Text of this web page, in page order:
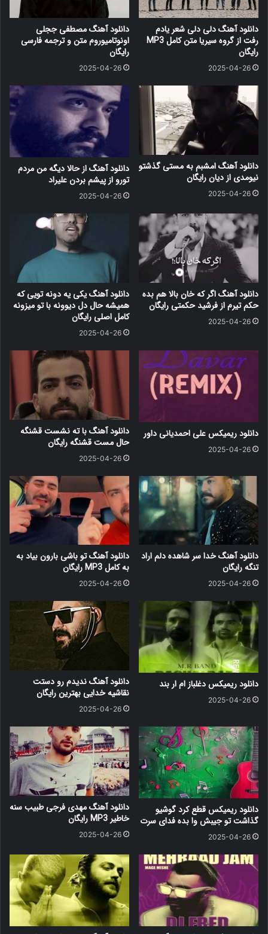
دانلود آهنگ دلی دلی شعر یادم
رفت از گروه سیریا متن کامل MP3
رایگان
2025-04-26
دانلود آهنگ مصطفی ججلی
اونوتامیوروم متن و ترجمه فارسی
رایگان
2025-04-26
دانلود آهنگ امشبم به مستی گذشتو
نیومدی از دیان رایگان
2025-04-26
دانلود آهنگ از حالا دیگه من مردم
تورو از پیشم بردن علیراد
2025-04-26
دانلود آهنگ اگر که خان بالا هم بده
حکم تیرم از فرشید حکمتی رایگان
2025-04-26
دانلود آهنگ یکی یه دونه تویی که
همیشه حال دل دیوونه با تو میزونه
کامل اصلی رایگان
2025-04-26
دانلود ریمیکس علی احمدیانی داور
2025-04-26
دانلود آهنگ با ته نشست قشنگه
حال مست قشنگه رایگان
2025-04-26
دانلود آهنگ خدا سر شاهده دلم اراد
تنگه رایگان
2025-04-26
دانلود آهنگ ﺗﻮ ﺑﺎﺷﻰ ﺑﺎرون ﺑﻴﺎد ﺑﻪ
ﺑﻪ کامل MP3 رایگان
2025-04-26
دانلود ریمیکس دغلباز ام ار بند
2025-04-26
دانلود آهنگ ندیدم رو دستت
نقاشیه خدایی بهترین رایگان
2025-04-26
دانلود ریمیکس قطع کرد گوشیو
گذاشت تو جیبش وا بده فدای سرت
2025-04-26
دانلود آهنگ مهدی فرجی طبیب سنه
خاطیر MP3 رایگان
2025-04-26